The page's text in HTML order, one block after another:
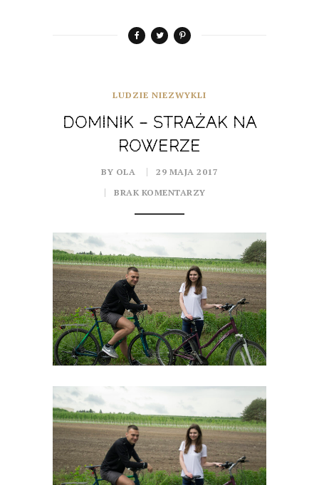
LUDZIE NIEZWYKLI
DOMINIK – STRAŻAK NA
ROWERZE
BY OLA
29 MAJA 2017
BRAK KOMENTARZY